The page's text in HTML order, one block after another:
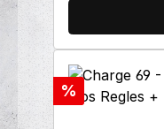
Rabatt
%